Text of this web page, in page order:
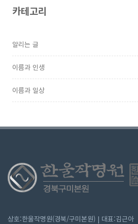
카테고리
알리는 글
이름과 인생
이름과 일상
상호:한울작명원(경북/구미본원) | 대표:김근아